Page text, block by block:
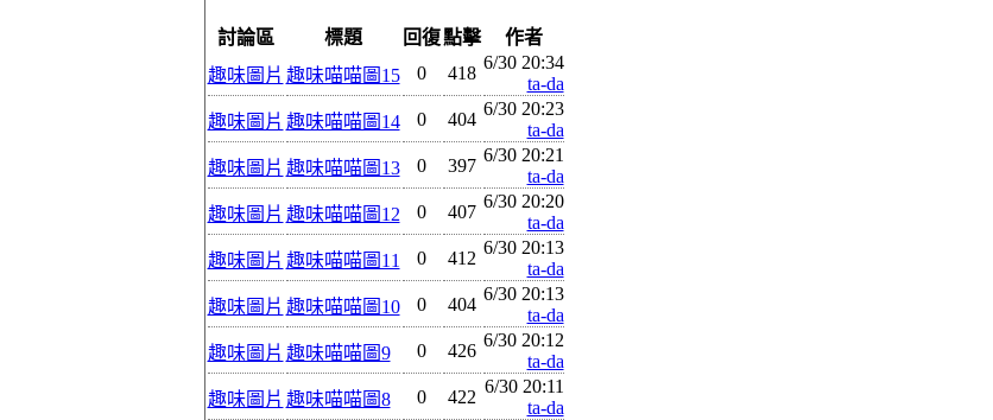
討論區 標題 回復點擊
作者
趣味圖片 趣味喵喵圖15 0 418
6/30 20:34
ta-da
趣味圖片 趣味喵喵圖14 0 404
6/30 20:23
ta-da
趣味圖片 趣味喵喵圖13 0 397
6/30 20:21
ta-da
趣味圖片 趣味喵喵圖12 0 407
6/30 20:20
ta-da
趣味圖片 趣味喵喵圖11 0 412
6/30 20:13
ta-da
趣味圖片 趣味喵喵圖10 0 404
6/30 20:13
ta-da
趣味圖片 趣味喵喵圖9 0 426
6/30 20:12
ta-da
趣味圖片 趣味喵喵圖8 0 422
6/30 20:11
ta-da